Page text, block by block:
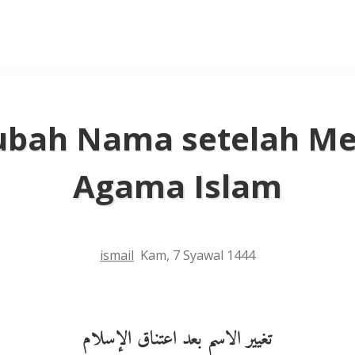
Nama setelah
Agama Islam
ismail Kam, 7 Syawal 1444
تغيير الاسم بعد اعتناق الإسلام